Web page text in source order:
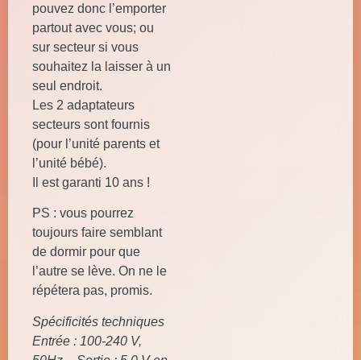
pouvez donc l’emporter
partout avec vous; ou
sur secteur si vous
souhaitez la laisser à un
seul endroit.
Les 2 adaptateurs
secteurs sont fournis
(pour l’unité parents et
l’unité bébé).
Il est garanti 10 ans !
PS : vous pourrez
toujours faire semblant
de dormir pour que
l’autre se lève. On ne le
répétera pas, promis.
Spécificités techniques
Entrée : 100-240 V,